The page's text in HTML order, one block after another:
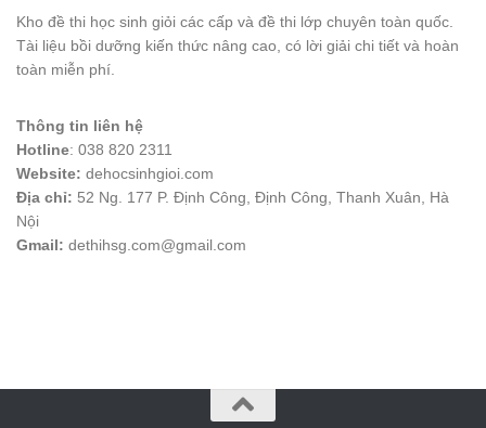
Kho đề thi học sinh giỏi các cấp và đề thi lớp chuyên toàn quốc.
Tài liệu bồi dưỡng kiến thức nâng cao, có lời giải chi tiết và hoàn
toàn miễn phí.
Thông tin liên hệ
Hotline: 038 820 2311
Website: dehocsinhgioi.com
Địa chỉ: 52 Ng. 177 P. Định Công, Định Công, Thanh Xuân, Hà
Nội
Gmail: dethihsg.com@gmail.com